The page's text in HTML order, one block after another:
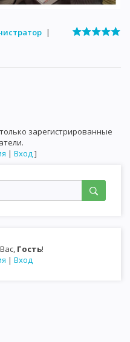
, Гость!
| Вход
|
зарегистрированные
| Вход]